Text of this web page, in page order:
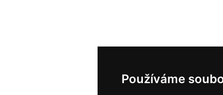
Používáme